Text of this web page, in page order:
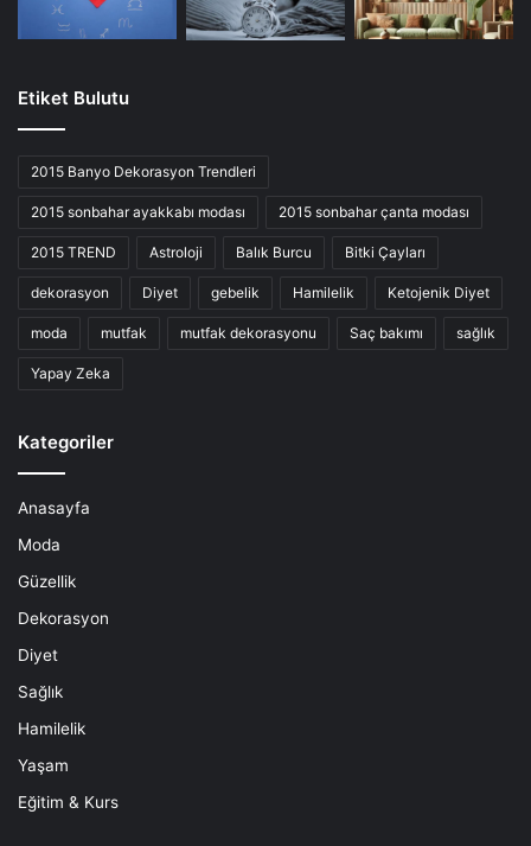
Etiket Bulutu
2015 Banyo Dekorasyon Trendleri
2015 sonbahar ayakkabı modası 2015 sonbahar çanta modası
2015 TREND Astroloji Balık Burcu Bitki Çayları
dekorasyon Diyet gebelik Hamilelik Ketojenik Diyet
moda mutfak mutfak dekorasyonu Saç bakımı sağlık
Yapay Zeka
Kategoriler
Anasayfa
Moda
Güzellik
Dekorasyon
Diyet
Sağlık
Hamilelik
Yaşam
Eğitim & Kurs